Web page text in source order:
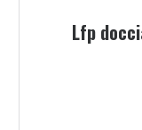
Lfp